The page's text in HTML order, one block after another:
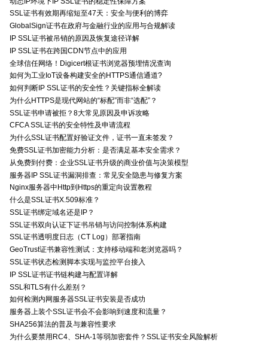
SSL证书有效期再缩短至47天：安全与便利的博弈
GlobalSign证书在政府与金融行业的应用与合规解读
IP SSL证书被吊销的原因及恢复途径详解
IP SSL证书在跨国CDN节点中的应用
全球信任网络！Digicert根证书浏览器预埋情况查询
如何为工业IoT设备构建安全的HTTPS通信通道?
如何判断IP SSL证书的安全性？关键指标全解读
为什么HTTPS是现代网站的“标配”而非“选配”？
SSL证书申请被拒？8大常见原因及申诉攻略
CFCA SSL证书的安全特性及申请流程
为什么SSL证书配置好验证文件，证书一直未签发？
免费SSL证书加密能力分析：是否满足基本安全需求？
从免费到付费：企业SSL证书升级的商业价值与决策模型
服务器IP SSL证书漏洞排查：常见安全隐患与修复方案
Nginx服务器中Http到Https的重定向设置教程
什么是SSL证书X.509标准？
SSL证书绑定域名还是IP？
SSL证书双向认证下证书吊销与访问控制体系构建
SSL证书透明度日志（CT Log）部署指南
GeoTrust证书兼容性测试：支持移动端和老浏览器吗？
SSL证书状态检测脚本实现与监控平台接入
IP SSL证书证书链构建与配置详解
SSL和TLS有什么差别？
如何检测内网服务器SSL证书安装是否成功
服务器上装个SSL证书会不会影响到速度和流量？
SHA256算法的普及与兼容性要求
为什么要禁用RC4、SHA-1等弱加密套件？SSL证书安全风险解析